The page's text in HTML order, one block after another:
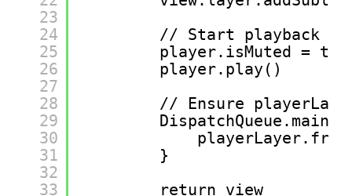
23
24
25
26
27
28
29
30
31
32
33
// Start playback
player.isMuted =
player.play()
// Ensure
}
return view